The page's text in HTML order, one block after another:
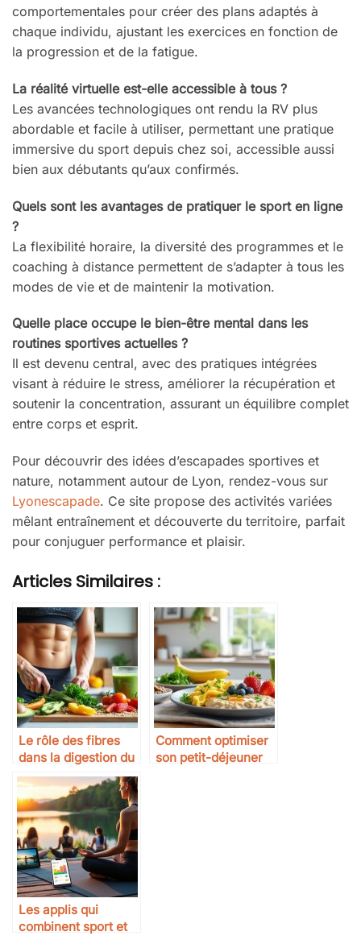
comportementales pour créer des plans adaptés à
chaque individu, ajustant les exercices en fonction de
la progression et de la fatigue.
La réalité virtuelle est-elle accessible à tous ?
Les avancées technologiques ont rendu la RV plus
abordable et facile à utiliser, permettant une pratique
immersive du sport depuis chez soi, accessible aussi
bien aux débutants qu’aux confirmés.
Quels sont les avantages de pratiquer le sport en ligne
?
La flexibilité horaire, la diversité des programmes et le
coaching à distance permettent de s’adapter à tous les
modes de vie et de maintenir la motivation.
Quelle place occupe le bien-être mental dans les
routines sportives actuelles ?
Il est devenu central, avec des pratiques intégrées
visant à réduire le stress, améliorer la récupération et
soutenir la concentration, assurant un équilibre complet
entre corps et esprit.
Pour découvrir des idées d’escapades sportives et
nature, notamment autour de Lyon, rendez-vous sur
Lyonescapade. Ce site propose des activités variées
mêlant entraînement et découverte du territoire, parfait
pour conjuguer performance et plaisir.
Articles Similaires :
Le rôle des fibres
dans la digestion du
sportif
Comment optimiser
son petit-déjeuner
Les applis qui
combinent sport et